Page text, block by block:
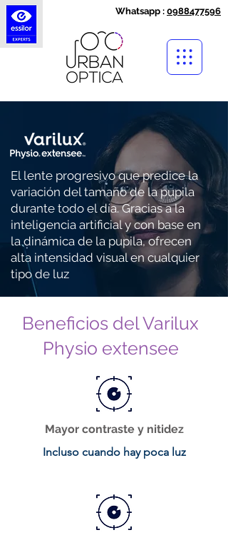
Whatsapp : 0988477596
El lente progresivo que predice la
variación del tamaño de la pupila
durante todo el día. Gracias a la
inteligencia artificial y con base en
la dinámica de la pupila, ofrecen
alta intensidad visual en cualquier
tipo de luz
Beneficios del Varilux
Physio extensee
Mayor contraste y nitidez
Incluso cuando hay poca luz